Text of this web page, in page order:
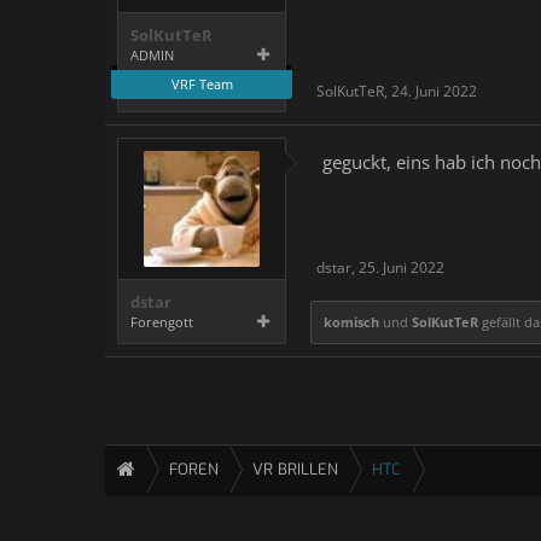
SolKutTeR
ADMIN
VRF Team
SolKutTeR, 24. Juni 2022
dstar
Forengott
geguckt, eins hab ich noch
dstar, 25. Juni 2022
komisch und SolKutTeR gefällt
FOREN VR BRILLEN HTC